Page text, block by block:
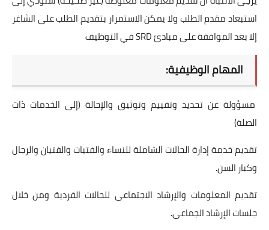
استبعاد مقدم الطلب ولا يمكن الاستمرار بتقديم الطلب على الشاغر
إلا بعد الموافقة على مبادئ SRD في التوظيف
المهام الوظيفية:
مسؤولة عن تحديد وتقييم وتوثيق والإحالة (إلى الخدمات ذات
الصلة)
تقديم خدمة إدارة الحالات الشاملة للنساء والفتيات والفتيان والرجال
وكبار السن.
تقديم المعلومات والإرشاد الاجتماعي للحالات الفردية ومن خلال
جلسات الإرشاد الجماعي.